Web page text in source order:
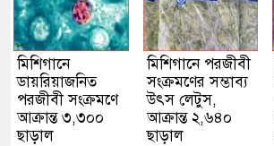
মিশিগানে
ডায়রিয়াজনিত
পরজীবী সংক্রমণে
আক্রান্ত ৩,৩০০
ছাড়াল
মিশিগানে পরজীবী
সংক্রমণের সম্ভাব্য
উৎস লেটুস,
আক্রান্ত ২,৬৪০
ছাড়াল